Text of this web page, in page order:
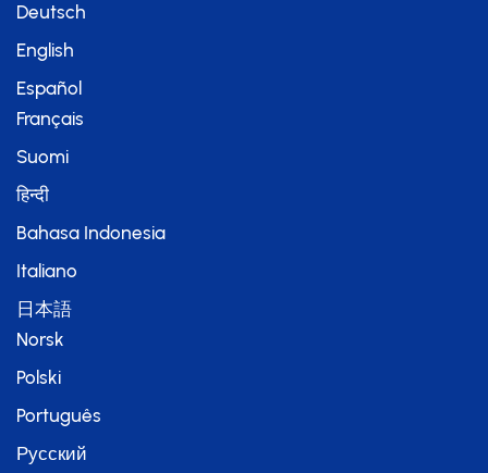
Deutsch
English
Español
Français
Suomi
हिन्दी
Bahasa Indonesia
Italiano
日本語
Norsk
Polski
Português
Русский